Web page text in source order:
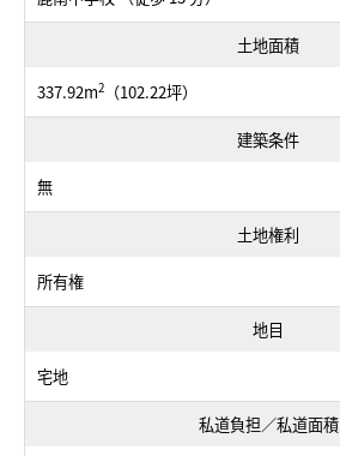
土地面積
337.92m2 （102.22坪）
建築条件
無
土地権利
所有権
地目
宅地
私道負担／私道面積